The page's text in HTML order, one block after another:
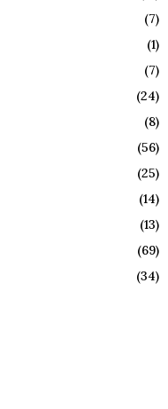
(7)
(1)
(7)
(24)
(8)
(56)
(25)
(14)
(13)
(69)
(34)